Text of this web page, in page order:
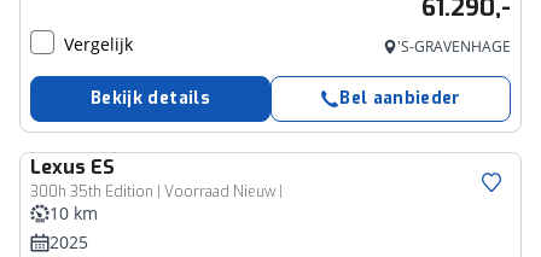
61.290,-
Vergelijk 'S-GRAVENHAGE
Bekijk details Bel aanbieder
Lexus ES
300h 35th Edition | Voorraad Nieuw |
10 km
2025